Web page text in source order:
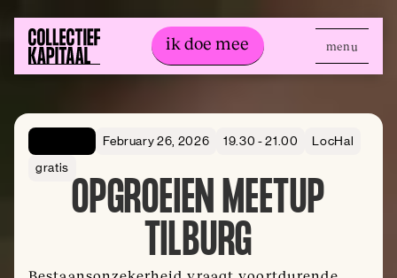
menu
ik doe mee
ik doe mee
February 26, 2026 19.30 - 21.00
LocHal
gratis
OPGROEIEN MEETUP
TILBURG